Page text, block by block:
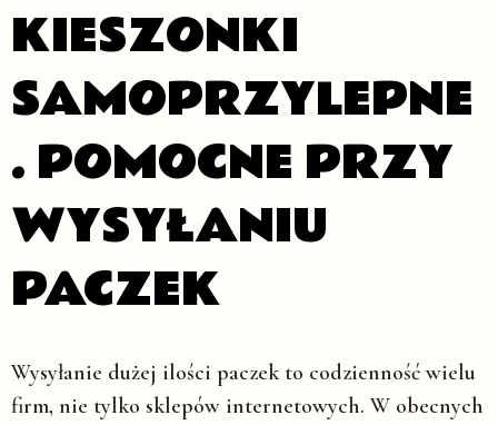
KIESZONKI
SAMOPRZYLEPNE
. POMOCNE PRZY
WYSYŁANIU
PACZEK
Wysyłanie dużej ilości paczek to codzienność wielu
firm, nie tylko sklepów internetowych. W obecnych